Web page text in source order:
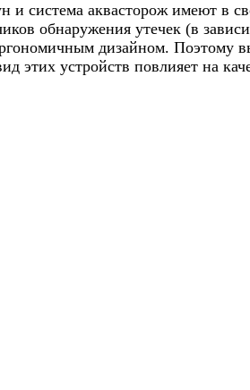
и система аквасторож имеют в
обнаружения утечек (в
дизайном. Поэтому
этих устройств повлияет на